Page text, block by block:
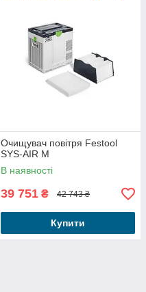
Очищувач повітря Festool
SYS-AIR M
В наявності
39 751 ₴ 42 743 ₴
Купити